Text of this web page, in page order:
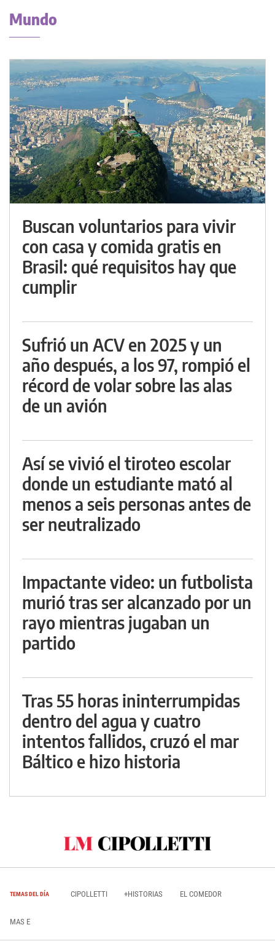
Mundo
Buscan voluntarios para vivir
con casa y comida gratis en
Brasil: qué requisitos hay que
cumplir
Sufrió un ACV en 2025 y un
año después, a los 97, rompió el
récord de volar sobre las alas
de un avión
Así se vivió el tiroteo escolar
donde un estudiante mató al
menos a seis personas antes de
ser neutralizado
Impactante video: un futbolista
murió tras ser alcanzado por un
rayo mientras jugaban un
partido
Tras 55 horas ininterrumpidas
dentro del agua y cuatro
intentos fallidos, cruzó el mar
Báltico e hizo historia
TEMAS DEL DÍA CIPOLLETTI +HISTORIAS EL COMEDOR
MAS E